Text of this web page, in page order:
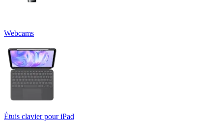
Webcams
Étuis clavier pour iPad